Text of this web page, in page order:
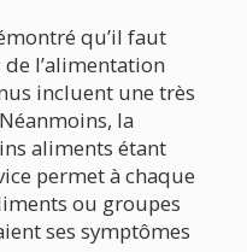
qu’il faut
l’alimentation
incluent une très
la
aliments étant
permet à chaque
ou groupes
ses symptômes